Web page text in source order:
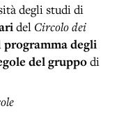
degli studi di
del Circolo dei
programma degli
del gruppodi